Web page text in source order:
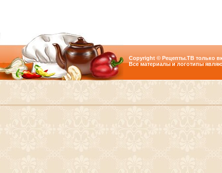
Copyright © Рецепты.ТВ только
Все материалы и логотипы